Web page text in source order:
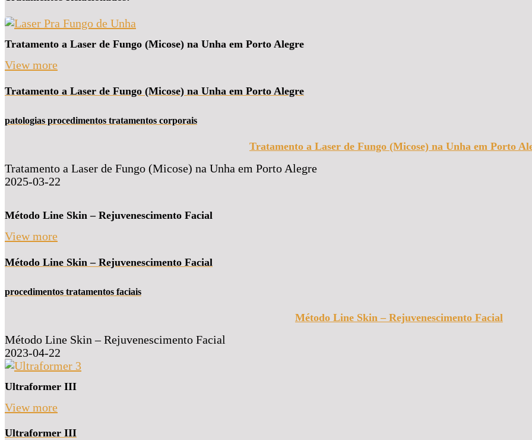
Tratamento a Laser de Fungo (Micose) na Unha em Porto Alegre
View more
Tratamento a Laser de Fungo (Micose) na Unha em Porto Alegre
patologias procedimentos tratamentos corporais
Tratamento a Laser de Fungo (Micose) na Unha em Porto
Tratamento a Laser de Fungo (Micose) na Unha em Porto Alegre
2025-03-22
Método Line Skin – Rejuvenescimento Facial
View more
Método Line Skin – Rejuvenescimento Facial
procedimentos tratamentos faciais
Método Line Skin – Rejuvenescimento Facial
Método Line Skin – Rejuvenescimento Facial
2023-04-22
Ultraformer III
View more
Ultraformer III